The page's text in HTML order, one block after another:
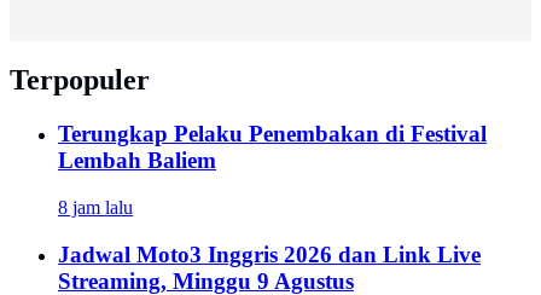
Terpopuler
Terungkap Pelaku Penembakan di Festival
Lembah Baliem
8 jam lalu
Jadwal Moto3 Inggris 2026 dan Link Live
Streaming, Minggu 9 Agustus